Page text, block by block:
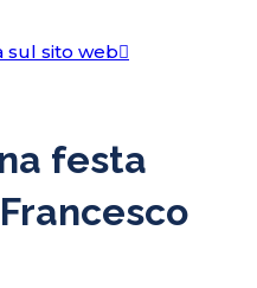
sul sito web
festa